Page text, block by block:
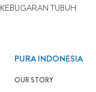
TUBUH
PURA INDONESIA
OUR STORY